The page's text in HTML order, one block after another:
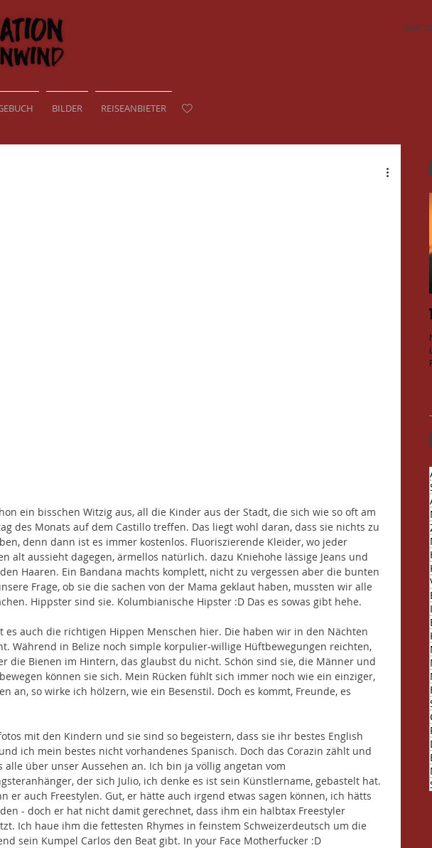
BILDER REISEANBIETER
DER
ein bisschen Witzig aus, all die Kinder aus der Stadt, die sich wie so oft am
des Monats auf dem Castillo treffen. Das liegt wohl daran, dass sie nichts zu
denn dann ist es immer kostenlos. Fluoriszierende Kleider, wo jeder
alt aussieht dagegen, ärmellos natürlich. dazu Kniehohe lässige Jeans und
Haaren. Ein Bandana machts komplett, nicht zu vergessen aber die bunten
Frage, ob sie die sachen von der Mama geklaut haben, mussten wir alle
Hippster sind sie. Kolumbianische Hipster :D Das es sowas gibt hehe.
es auch die richtigen Hippen Menschen hier. Die haben wir in den Nächten
Während in Belize noch simple korpulier-willige Hüftbewegungen reichten,
die Bienen im Hintern, das glaubst du nicht. Schön sind sie, die Männer und
können sie sich. Mein Rücken fühlt sich immer noch wie ein einziger,
an, so wirke ich hölzern, wie ein Besenstil. Doch es kommt, Freunde, es
mit den Kindern und sie sind so begeistern, dass sie ihr bestes English
ich mein bestes nicht vorhandenes Spanisch. Doch das Corazin zählt und
alle über unser Aussehen an. Ich bin ja völlig angetan vom
der sich Julio, ich denke es ist sein Künstlername, gebastelt hat.
er auch Freestylen. Gut, er hätte auch irgend etwas sagen können, ich hätts
- doch er hat nicht damit gerechnet, dass ihm ein halbtax Freestyler
Ich haue ihm die fettesten Rhymes in feinstem Schweizerdeutsch um die
sein Kumpel Carlos den Beat gibt. In your Face Motherfucker :D